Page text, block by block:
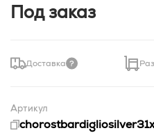
Под заказ
Доставка
Артикул